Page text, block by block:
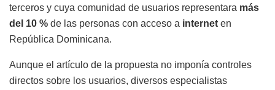
terceros y cuya comunidad de usuarios representara más
del 10 % de las personas con acceso a internet en
República Dominicana.
Aunque el artículo de la propuesta no imponía controles
directos sobre los usuarios, diversos especialistas